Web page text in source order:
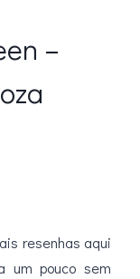
–
resenhas aqui
um pouco sem